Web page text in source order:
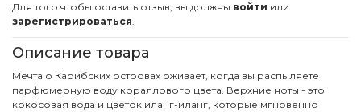
Для того чтобы оставить отзыв, вы должны войти или
зарегистрироваться.
Описание товара
Мечта о Карибских островах оживает, когда вы распыляете
парфюмерную воду кораллового цвета. Верхние ноты - это
кокосовая вода и цветок иланг-иланг, которые мгновенно